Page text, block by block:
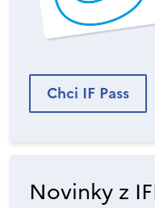
Chci IF Pass
Novinky z